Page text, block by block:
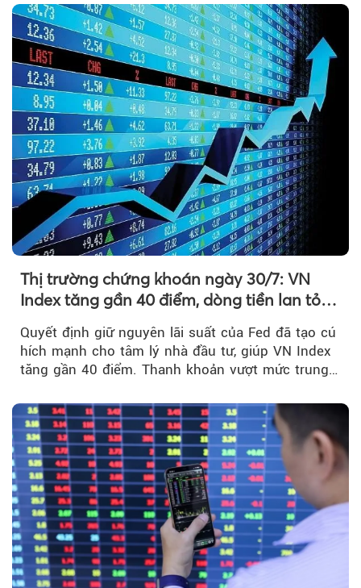
Thị trường chứng khoán ngày 30/7: VN
Index tăng gần 40 điểm, dòng tiền lan tỏa
mạnh sau tín hiệu tích cực từ Fed
Quyết định giữ nguyên lãi suất của Fed đã tạo cú
hích mạnh cho tâm lý nhà đầu tư, giúp VN Index
tăng gần 40 điểm. Thanh khoản vượt mức trung